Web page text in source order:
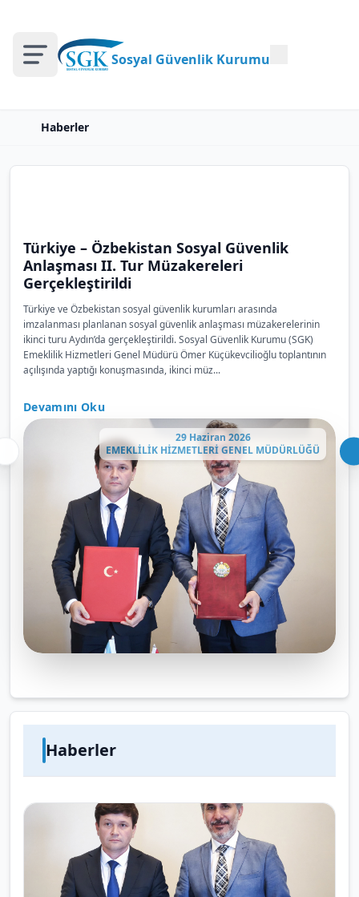
Sosyal Güvenlik Kurumu
Haberler
Türkiye – Özbekistan Sosyal Güvenlik
Anlaşması II. Tur Müzakereleri
Gerçekleştirildi
Türkiye ve Özbekistan sosyal güvenlik kurumları arasında
imzalanması planlanan sosyal güvenlik anlaşması müzakerelerinin
ikinci turu Aydın’da gerçekleştirildi. Sosyal Güvenlik Kurumu (SGK)
Emeklilik Hizmetleri Genel Müdürü Ömer Küçükevcilioğlu toplantının
açılışında yaptığı konuşmasında, ikinci müz...
Devamını Oku
29 Haziran 2026
EMEKLİLİK HİZMETLERİ GENEL MÜDÜRLÜĞÜ
Haberler